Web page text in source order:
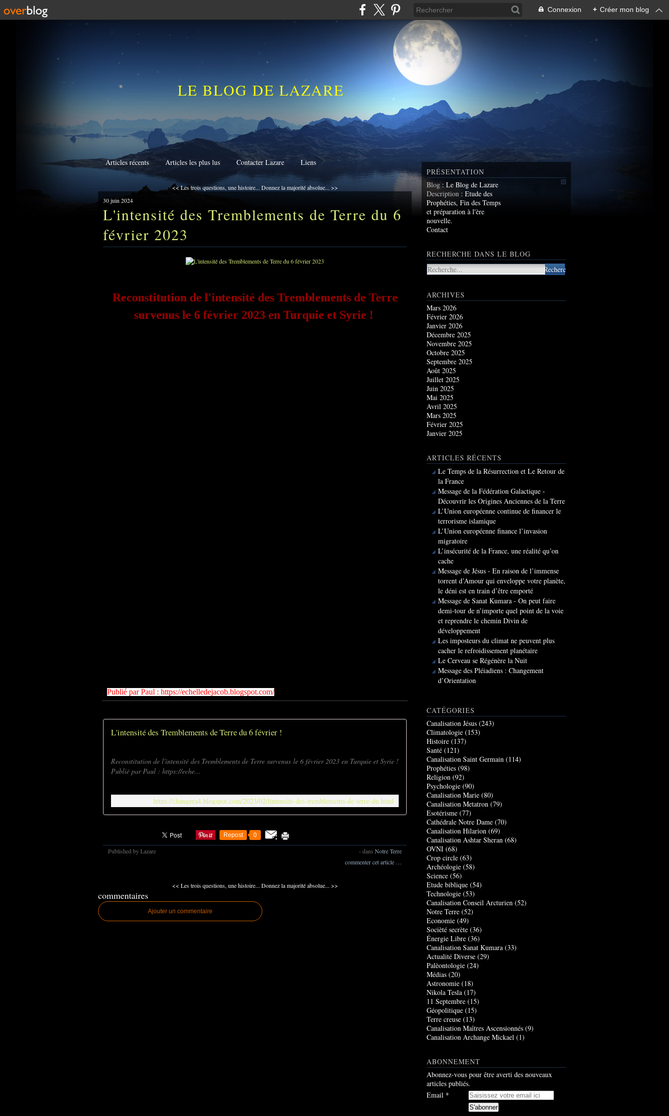
Connexion + Créer mon blog
LE BLOG DE LAZARE
Articles récents Articles les plus lus Contacter Lazare Liens
<< Les trois questions, une histoire... Donnez la majorité absolue... >>
30 juin 2024
L'intensité des Tremblements de Terre du 6
février 2023
Reconstitution de l'intensité des Tremblements de Terre
survenus le 6 février 2023 en Turquie et Syrie !
Publié parPaul : https://echelledejacob.blogspot.com/
L'intensité des Tremblements de Terre du 6 février !
Reconstitution de l'intensité des Tremblements de Terre survenus le 6 février 2023 en Turquie et Syrie !
Publié par Paul : https://eche...
https://changera4.blogspot.com/2023/02/lintensite-des-tremblements-de-terre-du.html
Repost 0
Published by Lazare -dans Notre Terre
commenter cet article
<< Les trois questions, une histoire... Donnez la majorité absolue... >>
commentaires
Ajouter un commentaire
PRÉSENTATION
Blog : Le Blog de Lazare
Description : Etude des
Prophéties, Fin des Temps
et préparation à l'ère
nouvelle.
Contact
RECHERCHE DANS LE BLOG
ARCHIVES
Mars 2026
Février 2026
Janvier 2026
Décembre 2025
Novembre 2025
Octobre 2025
Septembre 2025
Août 2025
Juillet 2025
Juin 2025
Mai 2025
Avril 2025
Mars 2025
Février 2025
Janvier 2025
ARTICLES RÉCENTS
Le Temps de la Résurrection et Le Retour de
la France
Message de la Fédération Galactique -
Découvrir les Origines Anciennes de la Terre
L’Union européenne continue de financer le
terrorisme islamique
L’Union européenne finance l’invasion
migratoire
L’insécurité de la France, une réalité qu’on
cache
Message de Jésus - En raison de l’immense
torrent d’Amour qui enveloppe votre planète,
le déni est en train d’être emporté
Message de Sanat Kumara - On peut faire
demi-tour de n’importe quel point de la voie
et reprendre le chemin Divin de
développement
Les imposteurs du climat ne peuvent plus
cacher le refroidissement planétaire
Le Cerveau se Régénère la Nuit
Message des Pléiadiens : Changement
d’Orientation
CATÉGORIES
Canalisation Jésus (243)
Climatologie (153)
Histoire (137)
Santé (121)
Canalisation Saint Germain (114)
Prophéties (98)
Religion (92)
Psychologie (90)
Canalisation Marie (80)
Canalisation Metatron (79)
Esotérisme (77)
Cathédrale Notre Dame (70)
Canalisation Hilarion (69)
Canalisation Ashtar Sheran (68)
OVNI (68)
Crop circle (63)
Archéologie (58)
Science (56)
Etude biblique (54)
Technologie (53)
Canalisation Conseil Arcturien (52)
Notre Terre (52)
Economie (49)
Socièté secrète (36)
Énergie Libre (36)
Canalisation Sanat Kumara (33)
Actualité Diverse (29)
Palèontologie (24)
Médias (20)
Astronomie (18)
Nikola Tesla (17)
11 Septembre (15)
Géopolitique (15)
Terre creuse (13)
Canalisation Maîtres Ascensionnés (9)
Canalisation Archange Mickael (1)
ABONNEMENT
Abonnez-vous pour être averti des nouveaux
articles publiés.
Email